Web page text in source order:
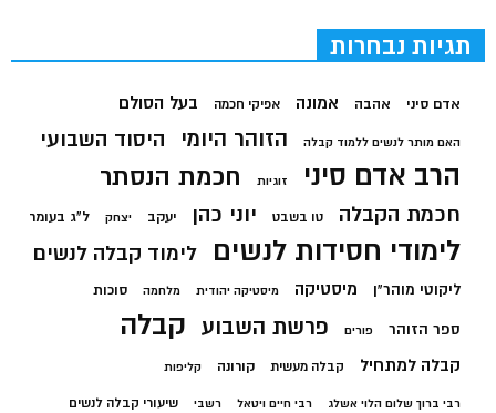
תגיות נבחרות
אדם סיני אהבה אמונה אפיקי חכמה בעל הסולם
האם מותר לנשים ללמוד קבלה הזוהר היומי היסוד השבועי
הרב אדם סיני זוגיות חכמת הנסתר
חכמת הקבלה טו בשבט יוני כהן יעקב יצחק ל"ג בעומר
לימודי חסידות לנשים לימוד קבלה לנשים
ליקוטי מוהר"ן מיסטיקה מיסטיקה יהודית מלחמה סוכות
ספר הזוהר פורים פרשת השבוע קבלה
קבלה למתחיל קבלה מעשית קורונה קליפות
רבי ברוך שלום הלוי אשלג רבי חיים ויטאל רשבי שיעורי קבלה לנשים